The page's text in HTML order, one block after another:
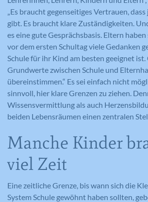
„Es braucht gegenseitiges Vertrauen,
gibt. Es braucht klare Zuständigkeiten.
es eine gute Gesprächsbasis. Eltern
vor dem ersten Schultag viele Gedanken
Schule für ihr Kind am besten geeignet ist.
Grundwerte zwischen Schule und
übereinstimmen.“ Es sei einfach nicht
sinnvoll, hier klare Grenzen zu ziehen.
Wissensvermittlung als auch
beiden Lebensräumen einen zentralen
Manche Kinder
viel Zeit
Eine zeitliche Grenze, bis wann sich die
System Schule gewöhnt haben sollten,
Name PHPSESSID
Anbieter Meine Familie
Laufzeit Session
Zweck
Benutzers identifiziert.
Laufzeit 1 Jahr
Webseitenangebot laufend zu
Name _gat_lokal
Anbieter Google Analytics
Zweck
Wird von Google
um die Anforderungsrate
einzuschränken.
Name _gat
Anbieter
Cookie-Informationen anzeigen
Externe Medien
Diese Cookies werden dazu
Besucher all unserer Websites
Sie können dazu verwendet werden,
Such- und/oder Navigationsverlaufs
Besuchers zu erstellen. Es können
oder eindeutige Daten gesammelt
Anonymisierte Daten werden evtl.
Name NID
Anbieter
6 Monate
Cookie-Informationen anzeigen